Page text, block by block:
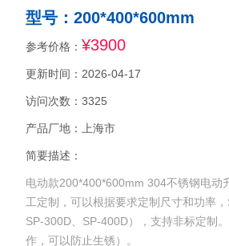
型号：200*400*600mm
参考价格： ¥3900
更新时间：2026-04-17
访问次数：3325
产品厂地：上海市
简要描述：
电动款200*400*600mm 304不锈钢电动
工定制，可以根据要求定制尺寸和功率
SP-300D、SP-400D），支持非标定制
作，可以防止生锈）。